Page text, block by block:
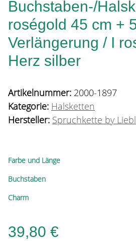
Buchstaben-/
roségold 45 cm +
Verlängerung / I
Herz silber
Artikelnummer: 2000-1897
Kategorie: Halsketten
Hersteller: Spruchkette by
Farbe und Länge
Buchstaben
Charm
39,80 €